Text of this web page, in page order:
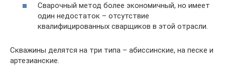
Сварочный метод более экономичный, но имеет
один недостаток – отсутствие
квалифицированных сварщиков в этой отрасли.
Скважины делятся на три типа – абиссинские, на песке и
артезианские.